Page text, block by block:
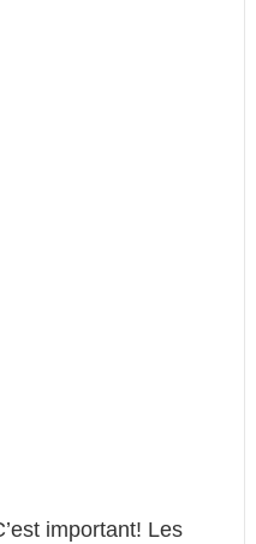
important! Les